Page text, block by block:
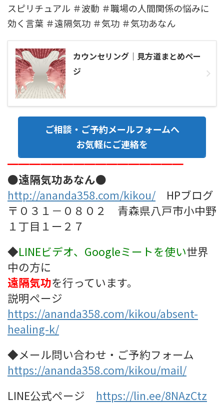
スピリチュアル ＃波動 ＃職場の人間関係の悩みに
効く言葉 ＃遠隔気功 ＃気功 ＃気功あなん
カウンセリング｜見方道まとめペー
ジ
ご相談・ご予約メールフォームへ
お気軽にご連絡を
━━━━━━━━━━━━━━━━
●遠隔気功あなん●
http://ananda358.com/kikou/ HPブログ
〒０３１－０８０２ 青森県八戸市小中野
１丁目１ー２７
◆LINEビデオ、Googleミートを使い世界
中の方に
遠隔気功を行っています。
説明ページ
https://ananda358.com/kikou/absent-
healing-k/
◆メール問い合わせ・ご予約フォーム
https://ananda358.com/kikou/mail/
LINE公式ページ https://lin.ee/8NAzCtz